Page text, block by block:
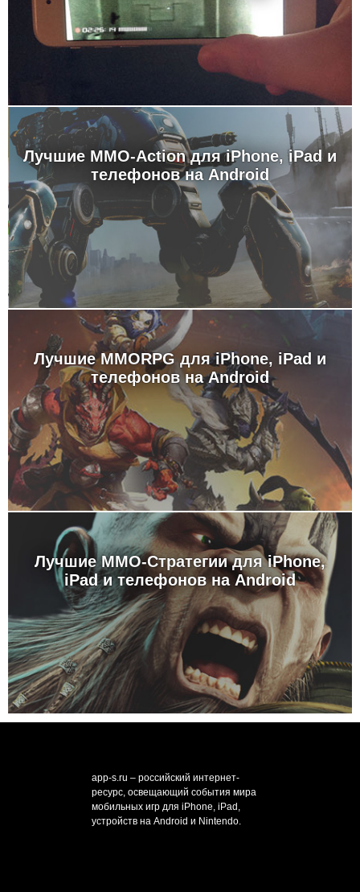
Лучшие MMO-Action для iPhone, iPad и
телефонов на Android
Лучшие MMORPG для iPhone, iPad и
телефонов на Android
Лучшие MMO-Стратегии для iPhone,
iPad и телефонов на Android
app-s.ru – российский интернет-
ресурс, освещающий события мира
мобильных игр для iPhone, iPad,
устройств на Android и Nintendo.